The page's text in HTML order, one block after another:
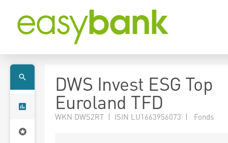
DWS Invest ESG Top
Euroland TFD
WKN DWS2RT | ISIN LU1663956073 | Fonds